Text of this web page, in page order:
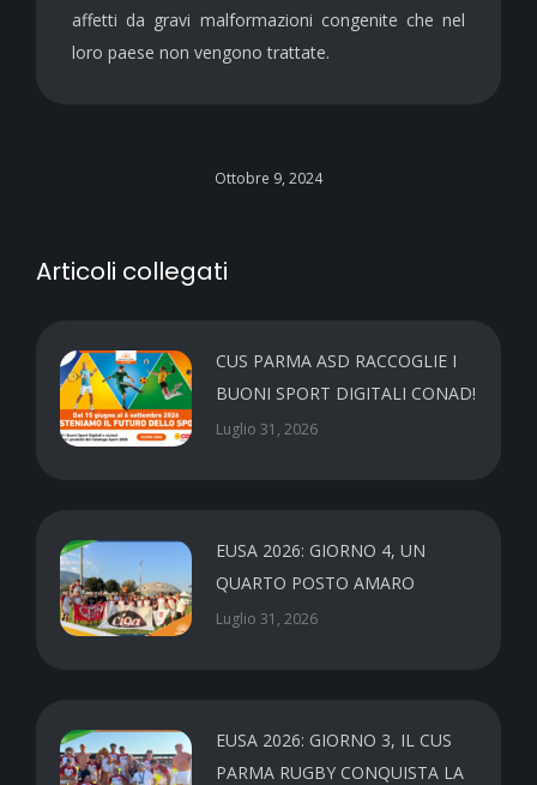
affetti da gravi malformazioni congenite che nel
loro paese non vengono trattate.
Ottobre 9, 2024
Articoli collegati
CUS PARMA ASD RACCOGLIE I
BUONI SPORT DIGITALI CONAD!
Luglio 31, 2026
EUSA 2026: GIORNO 4, UN
QUARTO POSTO AMARO
Luglio 31, 2026
EUSA 2026: GIORNO 3, IL CUS
PARMA RUGBY CONQUISTA LA